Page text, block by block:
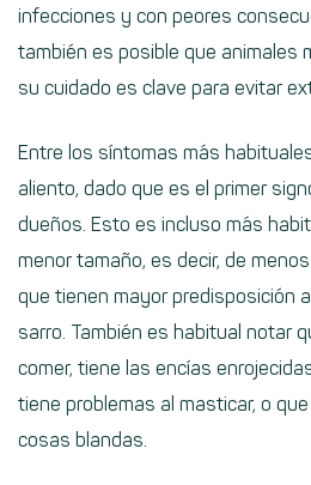
infecciones y con peores
también es posible que animales
su cuidado es clave para evitar
Entre los síntomas más
aliento, dado que es el primer
dueños. Esto es incluso más
menor tamaño, es decir, de
que tienen mayor predisposición
sarro. También es habitual notar
comer, tiene las encías
tiene problemas al masticar, o
cosas blandas.